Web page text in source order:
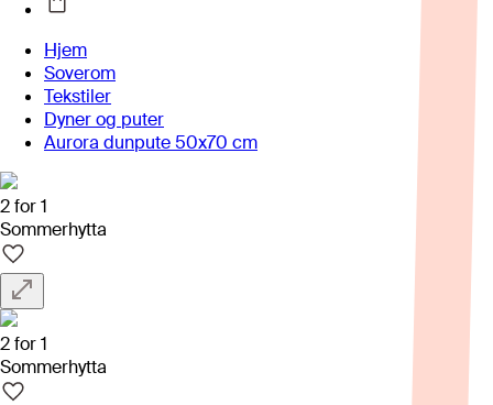
Hjem
Soverom
Tekstiler
Dyner og puter
Aurora dunpute 50x70 cm
2 for 1
Sommerhytta
2 for 1
Sommerhytta